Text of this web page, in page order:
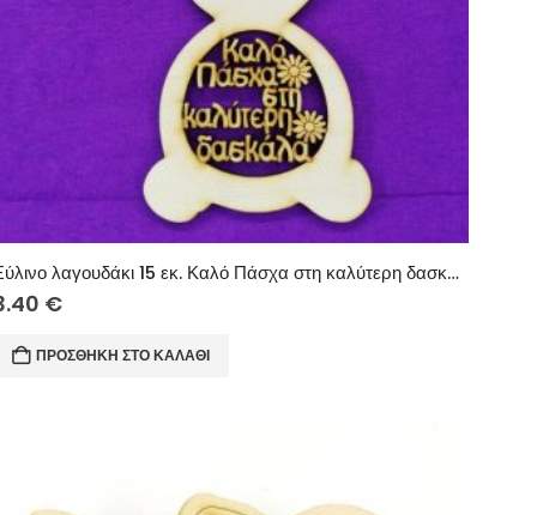
Ξύλινο λαγουδάκι 15 εκ. Καλό Πάσχα στη καλύτερη δασκάλα
€
ΠΡΟΣΘΉΚΗ ΣΤΟ ΚΑΛΆΘΙ